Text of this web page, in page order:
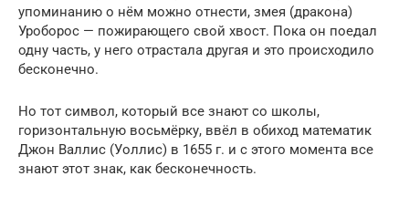
упоминанию о нём можно отнести, змея (дракона)
Уроборос — пожирающего свой хвост. Пока он поедал
одну часть, у него отрастала другая и это происходило
бесконечно.
Но тот символ, который все знают со школы,
горизонтальную восьмёрку, ввёл в обиход математик
Джон Валлис (Уоллис) в 1655 г. и с этого момента все
знают этот знак, как бесконечность.